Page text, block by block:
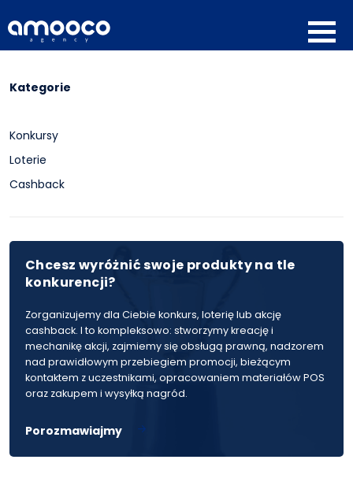
Kategorie
Konkursy
Loterie
Cashback
Chcesz wyróżnić swoje produkty na tle
konkurencji?
Zorganizujemy dla Ciebie konkurs, loterię lub akcję
cashback. I to kompleksowo: stworzymy kreację i
mechanikę akcji, zajmiemy się obsługą prawną, nadzorem
nad prawidłowym przebiegiem promocji, bieżącym
kontaktem z uczestnikami, opracowaniem materiałów POS
oraz zakupem i wysyłką nagród.
Porozmawiajmy